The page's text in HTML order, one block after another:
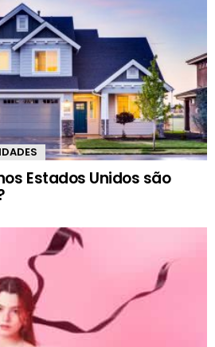
Estados Unidos são